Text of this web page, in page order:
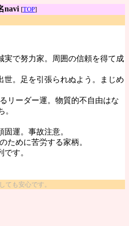
navi [TOP]
実で努力家。周囲の信頼を得て成
世。足を引張られぬよう。まじめ
リーダー運。物質的不自由はな
。
運。事故注意。
めに苦労する家柄。
す。
ても安心です。